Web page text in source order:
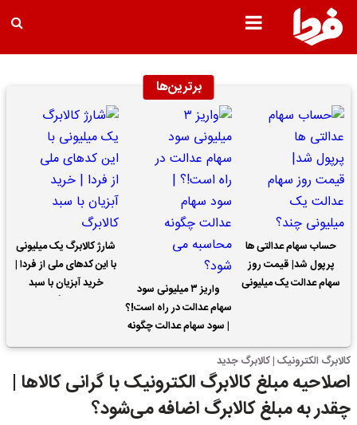
برترین‌ها
حساب سهام عدالتی ها
پرپول شد| قیمت روز
سهام عدالت یک میلیونی
واریز ۳ میلیونی سود
سهام عدالت در راه است!؟
| سود سهام عدالت چگونه
محاسبه می شود؟
شارژ کالابرگ یک میلیونی
با این کدهای ملی از فردا |
خرید آبزیان با سبد
کالابرگ الکترونیک | کالابرگ جدید
اصلاحیه مبلغ کالابرگ الکترونیک با گرانی کالاها |
چقدر به مبلغ کالابرگ اضافه می‌شود؟